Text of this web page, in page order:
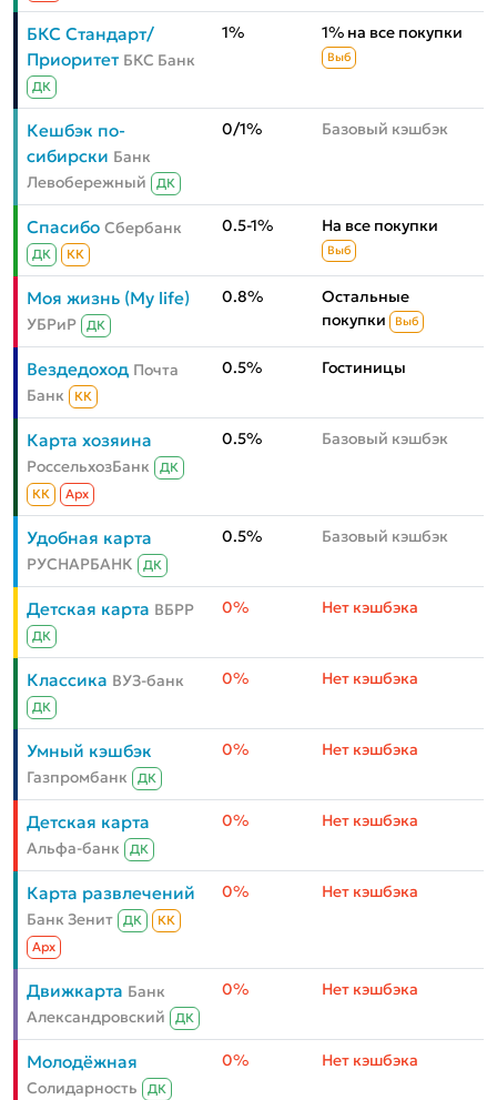
БКС Стандарт/
Приоритет БКС Банк
ДК
1% 1% на все покупки
Выб
Кешбэк по-
сибирски Банк
Левобережный
ДК
0/1% Базовый кэшбэк
Спасибо Сбербанк
ДК КК
0.5-1% На все покупки
Выб
Моя жизнь (My life)
УБРиР ДК
0.8%
Остальные
покупки
Выб
Вездедоход Почта
Банк
КК
0.5% Гостиницы
Карта хозяина
РоссельхозБанк
ДК
КК
Aрх
0.5% Базовый кэшбэк
Удобная карта
РУСНАРБАНК ДК
0.5% Базовый кэшбэк
Детская карта ВБРР
ДК
0% Нет кэшбэка
Классика ВУЗ-банк
ДК
0% Нет кэшбэка
Умный кэшбэк
Газпромбанк ДК
0% Нет кэшбэка
Детская карта
Альфа-банк ДК
0% Нет кэшбэка
Карта развлечений
Банк Зенит ДК
КК
Aрх
0% Нет кэшбэка
Движкарта Банк
Александровский
ДК
0% Нет кэшбэка
Молодёжная
Солидарность
ДК
0% Нет кэшбэка